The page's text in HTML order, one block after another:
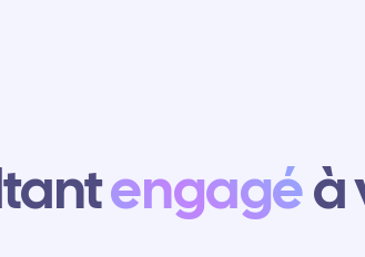
engagéà